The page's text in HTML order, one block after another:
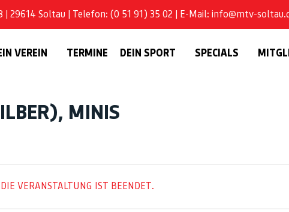
29614 Soltau | Telefon: (0 51 91) 35 02 | E-Mail: info@mtv-
VEREIN TERMINE DEIN SPORT SPECIALS
MINIS
DIE VERANSTALTUNG IST BEENDET.